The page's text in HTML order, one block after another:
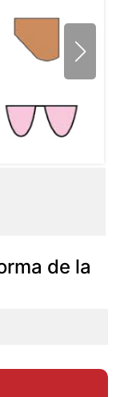
de la